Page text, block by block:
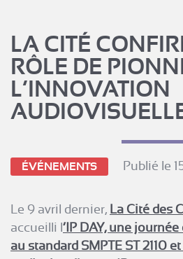
LA CITÉ
RÔLE DE
L’INNOVATION
ÉVÉNEMENTS Publié le
Le 9 avril dernier, La Cité des
accueilli l‘IP DAY, une
au standard SMPTE ST 2110